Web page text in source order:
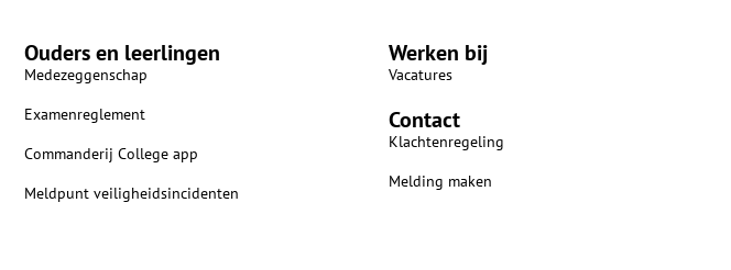
Ouders en leerlingen
Medezeggenschap
Examenreglement
Commanderij College app
Meldpunt veiligheidsincidenten
Werken bij
Vacatures
Contact
Klachtenregeling
Melding maken